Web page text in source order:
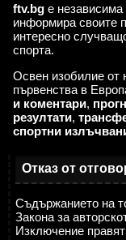
ftv.bg е
информира своите
интересно
спорта.
Освен изобилие от
първенства в
и коментари,
резултати,
спортни
Отказ от
Съдържанието на
Закона за
Изключение